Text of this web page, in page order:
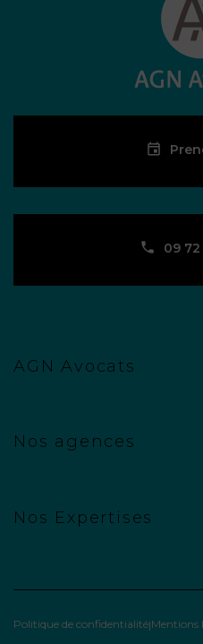
09
AGN Avocats
Nos agences
Nos Expertises
Politique de confidentialité Mentions